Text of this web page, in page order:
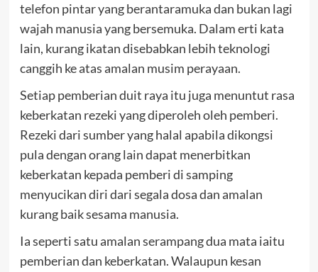
telefon pintar yang berantaramuka dan bukan lagi
wajah manusia yang bersemuka. Dalam erti kata
lain, kurang ikatan disebabkan lebih teknologi
canggih ke atas amalan musim perayaan.
Setiap pemberian duit raya itu juga menuntut rasa
keberkatan rezeki yang diperoleh oleh pemberi.
Rezeki dari sumber yang halal apabila dikongsi
pula dengan orang lain dapat menerbitkan
keberkatan kepada pemberi di samping
menyucikan diri dari segala dosa dan amalan
kurang baik sesama manusia.
Ia seperti satu amalan serampang dua mata iaitu
pemberian dan keberkatan. Walaupun kesan